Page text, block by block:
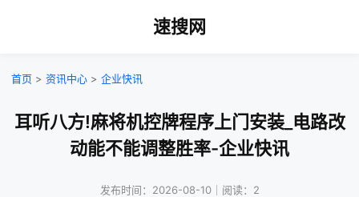
速搜网
首页 > 资讯中心 > 企业快讯
耳听八方!麻将机控牌程序上门安装_电路改
动能不能调整胜率-企业快讯
发布时间：2026-08-10｜阅读：2